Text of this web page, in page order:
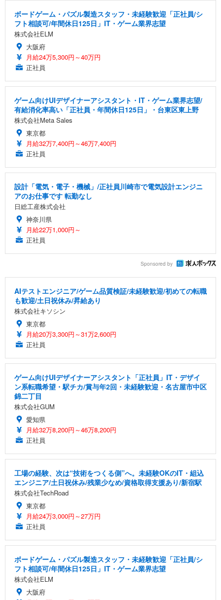
ボードゲーム・パズル製造スタッフ・未経験歓迎「正社員/シ
フト相談可/年間休日125日」IT・ゲーム業界志望
株式会社ELM
大阪府
月給24万5,300円～40万円
正社員
ゲーム向けUIデザイナーアシスタント・IT・ゲーム業界志望/
有給消化率高い「正社員・年間休日125日」・台東区東上野
株式会社Meta Sales
東京都
月給32万7,400円～46万7,400円
正社員
設計「電気・電子・機械」/正社員川崎市で電気設計エンジニ
アのお仕事です 転勤なし
日総工産株式会社
神奈川県
月給22万1,000円～
正社員
Sponsored by
AIテストエンジニア/ゲーム品質検証/未経験歓迎/初めての転職
も歓迎/土日祝休み/昇給あり
株式会社キソシン
東京都
月給20万3,300円～31万2,600円
正社員
ゲーム向けUIデザイナーアシスタント「正社員」IT・デザイ
ン系転職希望・駅チカ/賞与年2回・未経験歓迎・名古屋市中区
錦二丁目
株式会社GUM
愛知県
月給32万8,200円～46万8,200円
正社員
工場の経験、次は“技術をつくる側”へ。未経験OKのIT・組込
エンジニア/土日祝休み/残業少なめ/資格取得支援あり/新宿駅
株式会社TechRoad
東京都
月給24万3,000円～27万円
正社員
ボードゲーム・パズル製造スタッフ・未経験歓迎「正社員/シ
フト相談可/年間休日125日」IT・ゲーム業界志望
株式会社ELM
大阪府